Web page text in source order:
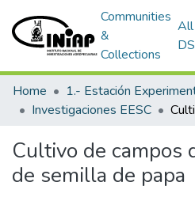
Communities
&
Collections
Home
Investigaciones EESC
Cultivo de campos
de semilla de papa